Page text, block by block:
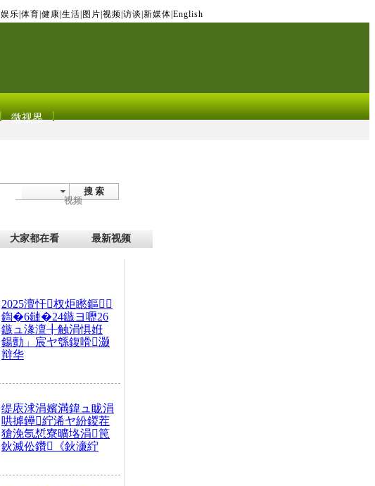
娱乐 体育 健康 生活 图片 视频 访谈 新媒体 English
微视界
搜 索
视频
大家都在看 最新视频
2025澶忓杈炬矁鏂
鍧�6鏈�24鏃ヨ嚦26
鏃ュ湪澶╂触涓惧姙
鍚勯」宸ヤ綔鍑嗗灏
辩华
缇庡浗涓嬪満鍏ュ眬涓
哄摢鑸紵浠ヤ紛鍐茬
獊浼氬惁寮曠垎涓笢
鈥滅伀鑽《鈥濓紵